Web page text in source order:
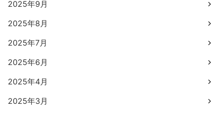
2025年9月
2025年8月
2025年7月
2025年6月
2025年4月
2025年3月